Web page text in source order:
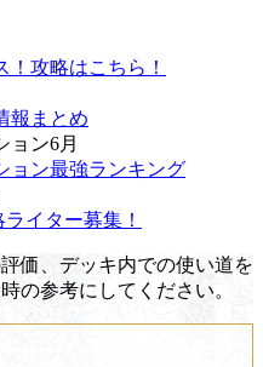
！攻略はこちら！
報まとめ
ョン6月
ョン最強ランキング
イター募集！
価、デッキ内での使い道を
の参考にしてください。